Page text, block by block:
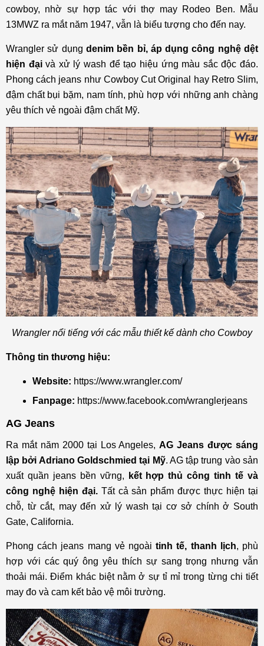
cowboy, nhờ sự hợp tác với thợ may Rodeo Ben. Mẫu
13MWZ ra mắt năm 1947, vẫn là biểu tượng cho đến nay.
Wrangler sử dụng denim bền bỉ, áp dụng công nghệ dệt
hiện đạivà xử lý wash để tạo hiệu ứng màu sắc độc đáo.
Phong cách jeans như Cowboy Cut Original hay Retro Slim,
đậm chất bụi bặm, nam tính, phù hợp với những anh chàng
yêu thích vẻ ngoài đậm chất Mỹ.
Wrangler nổi tiếng với các mẫu thiết kế dành cho Cowboy
Thông tin thương hiệu:
Website: https://www.wrangler.com/
Fanpage: https://www.facebook.com/wranglerjeans
AG Jeans
Ra mắt năm 2000 tại Los Angeles,AG Jeans được sáng
lập bởi Adriano Goldschmied tại Mỹ. AG tập trung vào sản
xuất quần jeans bền vững,
kết hợp thủ công tinh tế và
công nghệ hiện đại.Tất cả sản phẩm được thực hiện tại
chỗ, từ cắt, may đến xử lý wash tại cơ sở chính ở South
Gate, California.
Phong cách jeans mang vẻ ngoàitinh tế, thanh lịch, phù
hợp với các quý ông yêu thích sự sang trọng nhưng vẫn
thoải mái. Điểm khác biệt nằm ở sự tỉ mỉ trong từng chi tiết
may đo và cam kết bảo vệ môi trường.